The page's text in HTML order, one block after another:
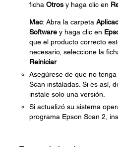
ficha Otros y haga clic en
Mac: Abra la carpeta
Software y haga clic en
que el producto correcto
necesario, seleccione la
Reiniciar.
Asegúrese de que no
Scan instaladas. Si es así,
instale solo una versión.
Si actualizó su sistema
programa Epson Scan 2,